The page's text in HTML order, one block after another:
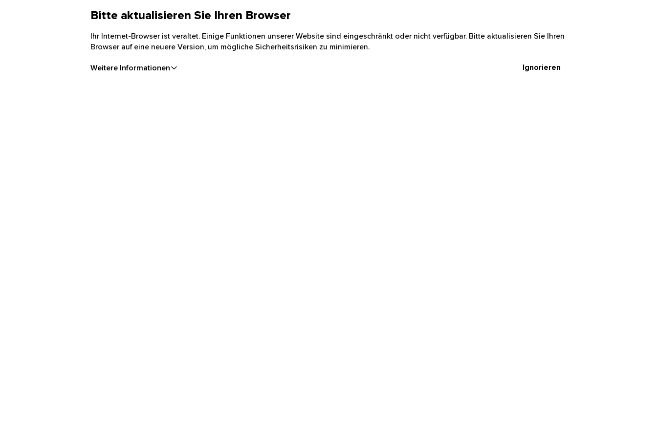
Bitte aktualisieren Sie Ihren Browser
Ihr Internet-Browser ist veraltet. Einige Funktionen unserer Website sind eingeschränkt oder nicht verfügbar. Bitte aktualisieren Sie Ihren
Browser auf eine neuere Version, um mögliche Sicherheitsrisiken zu minimieren.
Weitere Informationen Ignorieren